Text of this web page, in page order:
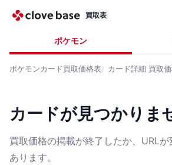
買取表
ポケモン
ポケモンカード買取価格表 カード詳細 買取
カードが見つかりま
買取価格の掲載が終了したか、URL
あります。